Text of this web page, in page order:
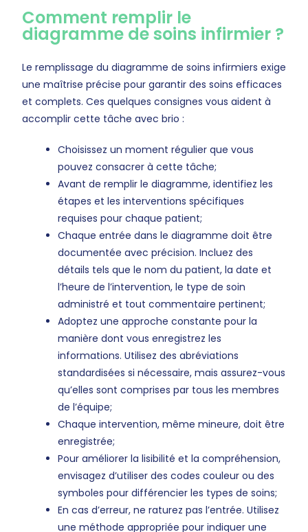
Comment remplir le
diagramme de soins infirmier ?
Le remplissage du diagramme de soins infirmiers exige
une maîtrise précise pour garantir des soins efficaces
et complets. Ces quelques consignes vous aident à
accomplir cette tâche avec brio :
Choisissez un moment régulier que vous
pouvez consacrer à cette tâche;
Avant de remplir le diagramme, identifiez les
étapes et les interventions spécifiques
requises pour chaque patient;
Chaque entrée dans le diagramme doit être
documentée avec précision. Incluez des
détails tels que le nom du patient, la date et
l’heure de l’intervention, le type de soin
administré et tout commentaire pertinent;
Adoptez une approche constante pour la
manière dont vous enregistrez les
informations. Utilisez des abréviations
standardisées si nécessaire, mais assurez-vous
qu’elles sont comprises par tous les membres
de l’équipe;
Chaque intervention, même mineure, doit être
enregistrée;
Pour améliorer la lisibilité et la compréhension,
envisagez d’utiliser des codes couleur ou des
symboles pour différencier les types de soins;
En cas d’erreur, ne raturez pas l’entrée. Utilisez
une méthode appropriée pour indiquer une